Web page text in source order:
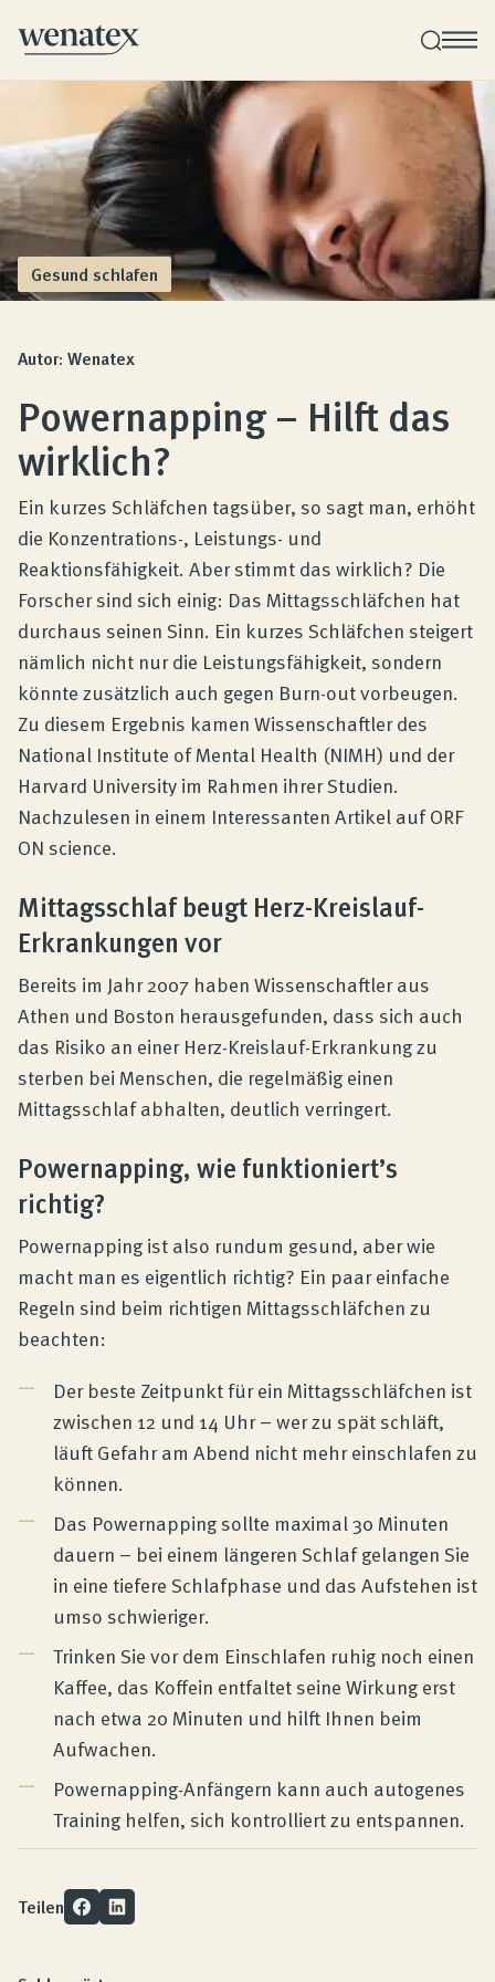
Wenatex Schlafberatung
Produktberatung zu Hause, im Store oder online!
Produkte
Qualität und Garantie
Kundenbewertungen
Produktberatung
Unternehmen
Kontakt
Magazin
Gesund schlafen
Autor: Wenatex
Powernapping – Hilft das
wirklich?
Ein kurzes Schläfchen tagsüber, so sagt man, erhöht
die Konzentrations-, Leistungs- und
Reaktionsfähigkeit. Aber stimmt das wirklich? Die
Forscher sind sich einig: Das Mittagsschläfchen hat
durchaus seinen Sinn. Ein kurzes Schläfchen steigert
nämlich nicht nur die Leistungsfähigkeit, sondern
könnte zusätzlich auch gegen Burn-out vorbeugen.
Zu diesem Ergebnis kamen Wissenschaftler des
National Institute of Mental Health (NIMH) und der
Harvard University im Rahmen ihrer Studien.
Nachzulesen in einem Interessanten Artikel auf ORF
ON science.
Mittagsschlaf beugt Herz-Kreislauf-
Erkrankungen vor
Bereits im Jahr 2007 haben Wissenschaftler aus
Athen und Boston herausgefunden, dass sich auch
das Risiko an einer Herz-Kreislauf-Erkrankung zu
sterben bei Menschen, die regelmäßig einen
Mittagsschlaf abhalten, deutlich verringert.
Powernapping, wie funktioniert’s
richtig?
Powernapping ist also rundum gesund, aber wie
macht man es eigentlich richtig? Ein paar einfache
Regeln sind beim richtigen Mittagsschläfchen zu
beachten:
Der beste Zeitpunkt für ein Mittagsschläfchen ist
zwischen 12 und 14 Uhr – wer zu spät schläft,
läuft Gefahr am Abend nicht mehr einschlafen zu
können.
Das Powernapping sollte maximal 30 Minuten
dauern – bei einem längeren Schlaf gelangen Sie
in eine tiefere Schlafphase und das Aufstehen ist
umso schwieriger.
Trinken Sie vor dem Einschlafen ruhig noch einen
Kaffee, das Koffein entfaltet seine Wirkung erst
nach etwa 20 Minuten und hilft Ihnen beim
Aufwachen.
Powernapping-Anfängern kann auch autogenes
Training helfen, sich kontrolliert zu entspannen.
Teilen